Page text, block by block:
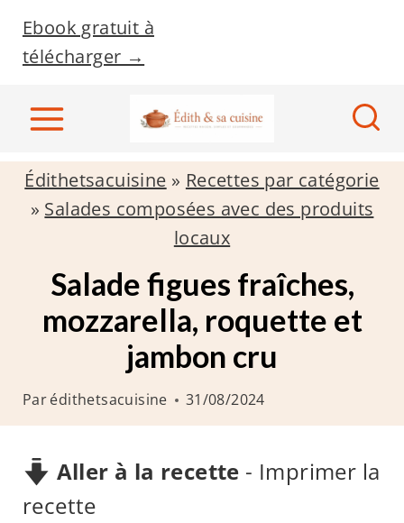
a
Ebook gratuit à
télécharger →
Édithetsacuisine » Recettes par catégorie
» Salades composées avec des produits
locaux
Salade figues fraîches,
mozzarella, roquette et
jambon cru
Parédithetsacuisine 31/08/2024
Aller à la recette - Imprimer la
recette